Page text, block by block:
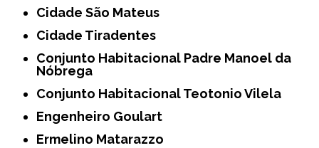
Cidade São Mateus
Cidade Tiradentes
Conjunto Habitacional Padre Manoel da
Nóbrega
Conjunto Habitacional Teotonio Vilela
Engenheiro Goulart
Ermelino Matarazzo